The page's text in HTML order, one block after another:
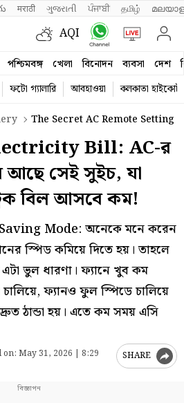
मराठी ગુજરાતી ਪੰਜਾਬੀ தமிழ்
AQI
পশ্চিমবঙ্গ খেলা বিনোদন ব্যবসা দেশ
ফটো গ্যালারি আবহাওয়া
কলকাতা হাইকোর্ট
The Secret AC Remote Setting
Bill: AC-র
আছে সেই সুইচ, যা
বিল আসবে কম!
Mode: অনেকে মনে করেন
স্পিড কমিয়ে দিতে হয়। তাহলে
ভুল ধারণা। ফ্যানে খুব কম
ফ্যানও ফুল স্পিডে চালিয়ে
ঠান্ডা হয়। এতে কম সময় এসি
on: May 31, 2026 | 8:29
SHARE